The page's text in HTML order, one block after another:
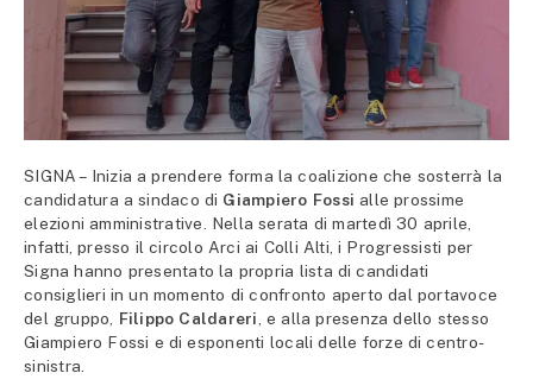
SIGNA – Inizia a prendere forma la coalizione che sosterrà la
candidatura a sindaco di Giampiero Fossi alle prossime
elezioni amministrative. Nella serata di martedì 30 aprile,
infatti, presso il circolo Arci ai Colli Alti, i Progressisti per
Signa hanno presentato la propria lista di candidati
consiglieri in un momento di confronto aperto dal portavoce
del gruppo, Filippo Caldareri , e alla presenza dello stesso
Giampiero Fossi e di esponenti locali delle forze di centro-
sinistra.